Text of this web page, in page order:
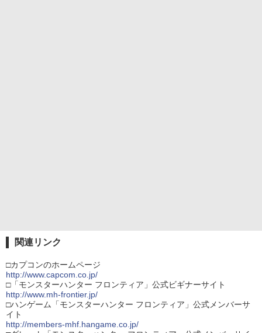
関連リンク
□カプコンのホームページ
http://www.capcom.co.jp/
□「モンスターハンター フロンティア」公式ビギナーサイト
http://www.mh-frontier.jp/
□ハンゲーム「モンスターハンター フロンティア」公式メンバーサ
イト
http://members-mhf.hangame.co.jp/